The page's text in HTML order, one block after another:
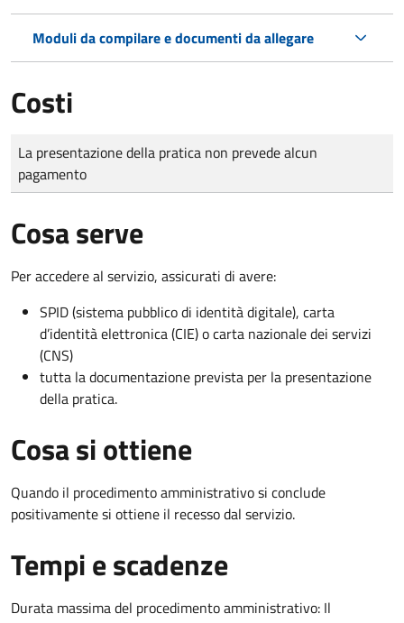
Moduli da compilare e documenti da allegare
Costi
Tipo di pagamento
Importo
La presentazione della pratica non prevede alcun
pagamento
Cosa serve
Per accedere al servizio, assicurati di avere:
SPID (sistema pubblico di identità digitale), carta
d’identità elettronica (CIE) o carta nazionale dei servizi
(CNS)
tutta la documentazione prevista per la presentazione
della pratica.
Cosa si ottiene
Quando il procedimento amministrativo si conclude
positivamente si ottiene il recesso dal servizio.
Tempi e scadenze
Durata massima del procedimento amministrativo: Il